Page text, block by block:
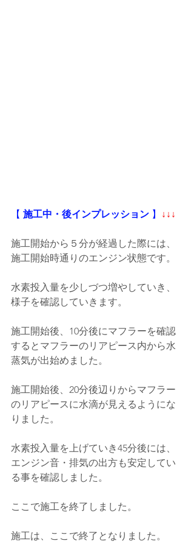
【 施工中・後インプレッション 】 ↓↓↓
施工開始から５分が経過した際には、
施工開始時通りのエンジン状態です。
水素投入量を少しづつ増やしていき、
様子を確認していきます。
施工開始後、10分後にマフラーを確認
するとマフラーのリアピース内から水
蒸気が出始めました。
施工開始後、20分後辺りからマフラー
のリアピースに水滴が見えるようにな
りました。
水素投入量を上げていき45分後には、
エンジン音・排気の出方も安定してい
る事を確認しました。
ここで施工を終了しました。
施工は、ここで終了となりました。